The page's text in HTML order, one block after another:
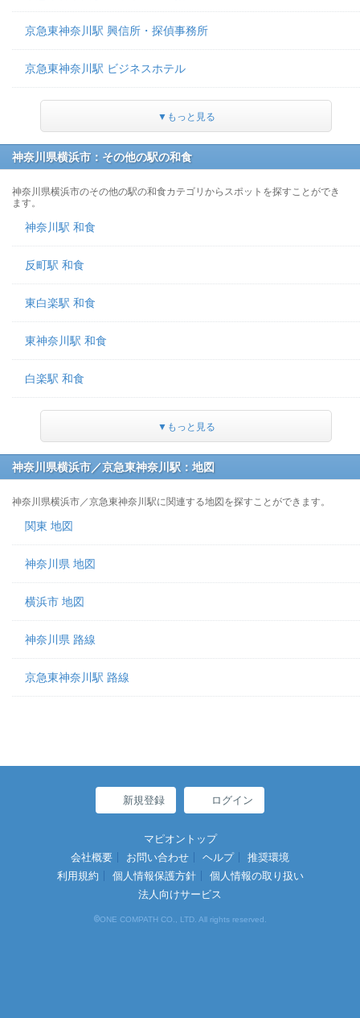
京急東神奈川駅 興信所・探偵事務所
京急東神奈川駅 ビジネスホテル
▼もっと見る
神奈川県横浜市：その他の駅の和食
神奈川県横浜市のその他の駅の和食カテゴリからスポットを探すことができ
ます。
神奈川駅 和食
反町駅 和食
東白楽駅 和食
東神奈川駅 和食
白楽駅 和食
▼もっと見る
神奈川県横浜市／京急東神奈川駅：地図
神奈川県横浜市／京急東神奈川駅に関連する地図を探すことができます。
関東 地図
神奈川県 地図
横浜市 地図
神奈川県 路線
京急東神奈川駅 路線
新規登録 ログイン
マピオントップ
会社概要
お問い合わせ ヘルプ
推奨環境
利用規約
個人情報保護方針
個人情報の取り扱い
法人向けサービス
©ONE COMPATH CO., LTD. All rights reserved.